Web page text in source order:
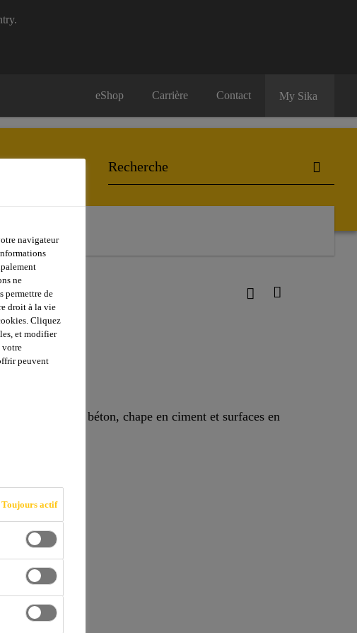
eShop Carrière Contact My Sika
N
pour béton, chape en ciment et surfaces en
navigateur
ne
permettre de
droit à la vie
Cliquez
et modifier
votre
peuvent
Toujours actif